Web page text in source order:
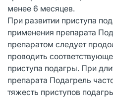
менее 6 месяцев.
При развитии приступа
применения препарата
препаратом следует
проводить
приступа подагры. При
препарата Подагрель
тяжесть приступов